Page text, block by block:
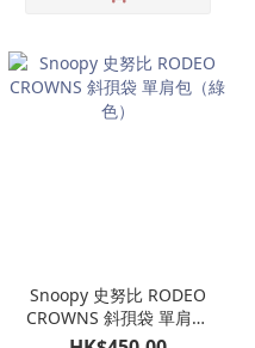
Snoopy 史努比 RODEO
CROWNS 斜孭袋 單肩包
（綠色）